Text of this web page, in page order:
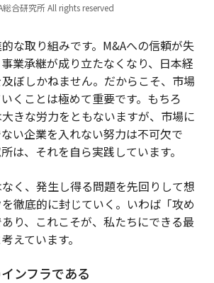
合研究所 All rights reserved
な取り組みです。M&Aへの信頼が失
業承継が成り立たなくなり、日本経
ぼしかねません。だからこそ、市場
くことは極めて重要です。もちろ
きな労力をともないますが、市場に
い企業を入れない努力は不可欠で
は、それを自ら実践しています。
く、発生し得る問題を先回りして想
徹底的に封じていく。いわば「攻め
り、これこそが、私たちにできる最
えています。
ンフラである